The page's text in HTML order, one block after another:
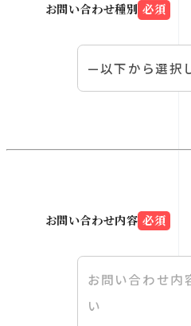
お問い合わせ種別 必須
お問い合わせ内容 必須